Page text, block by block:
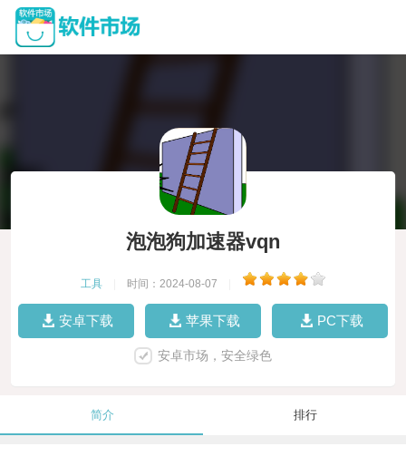
泡泡狗加速器vqn
工具 时间：2024-08-07
安卓下载 苹果下载 PC下载
安卓市场，安全绿色
简介 排行